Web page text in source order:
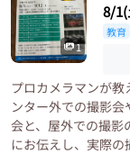
1
8/
教育
プロカメラマンが
ンター外での撮影
会と、屋外での撮影
にお伝えし、実際の